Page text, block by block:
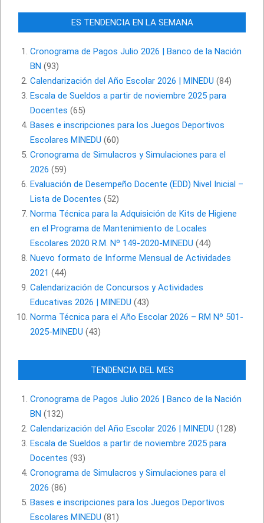
ES TENDENCIA EN LA SEMANA
Cronograma de Pagos Julio 2026 | Banco de la Nación
BN (93)
Calendarización del Año Escolar 2026 | MINEDU (84)
Escala de Sueldos a partir de noviembre 2025 para
Docentes (65)
Bases e inscripciones para los Juegos Deportivos
Escolares MINEDU (60)
Cronograma de Simulacros y Simulaciones para el
2026 (59)
Evaluación de Desempeño Docente (EDD) Nivel Inicial –
Lista de Docentes (52)
Norma Técnica para la Adquisición de Kits de Higiene
en el Programa de Mantenimiento de Locales
Escolares 2020 R.M. Nº 149-2020-MINEDU (44)
Nuevo formato de Informe Mensual de Actividades
2021 (44)
Calendarización de Concursos y Actividades
Educativas 2026 | MINEDU (43)
Norma Técnica para el Año Escolar 2026 – RM Nº 501-
2025-MINEDU (43)
TENDENCIA DEL MES
Cronograma de Pagos Julio 2026 | Banco de la Nación
BN (132)
Calendarización del Año Escolar 2026 | MINEDU (128)
Escala de Sueldos a partir de noviembre 2025 para
Docentes (93)
Cronograma de Simulacros y Simulaciones para el
2026 (86)
Bases e inscripciones para los Juegos Deportivos
Escolares MINEDU (81)